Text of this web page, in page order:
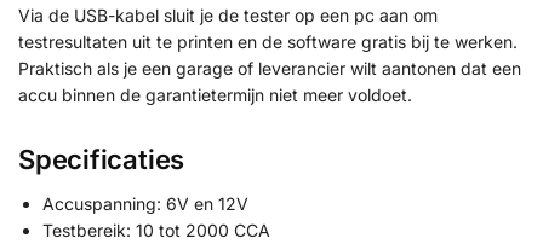
Via de USB-kabel sluit je de tester op een pc aan om
testresultaten uit te printen en de software gratis bij te werken.
Praktisch als je een garage of leverancier wilt aantonen dat een
accu binnen de garantietermijn niet meer voldoet.
Specificaties
Accuspanning: 6V en 12V
Testbereik: 10 tot 2000 CCA